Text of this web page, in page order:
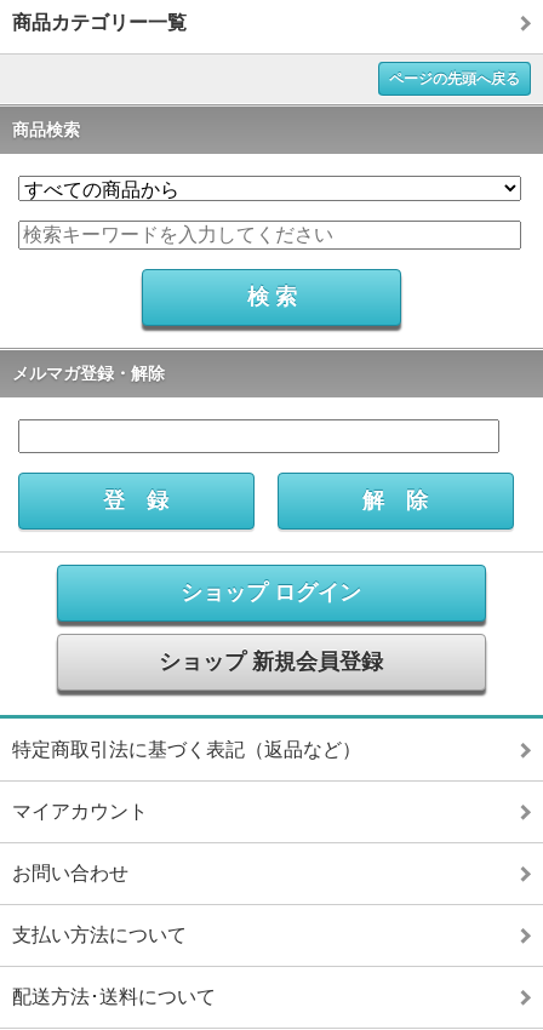
商品カテゴリー一覧
ページの先頭へ戻る
商品検索
メルマガ登録・解除
ショップ ログイン
ショップ 新規会員登録
特定商取引法に基づく表記（返品など）
マイアカウント
お問い合わせ
支払い方法について
配送方法･送料について